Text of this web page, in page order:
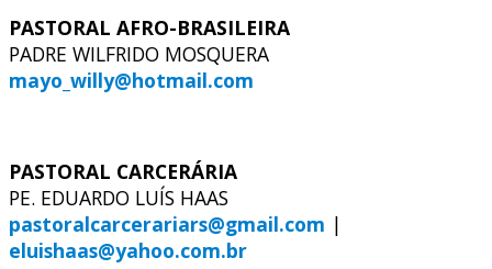
PASTORAL AFRO-BRASILEIRA
PADRE WILFRIDO MOSQUERA
mayo_willy@hotmail.com
PASTORAL CARCERÁRIA
PE. EDUARDO LUÍS HAAS
pastoralcarcerariars@gmail.com |
eluishaas@yahoo.com.br